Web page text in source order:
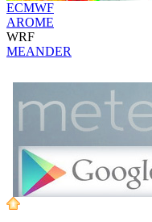
ECMWF
AROME
WRF
MEANDER